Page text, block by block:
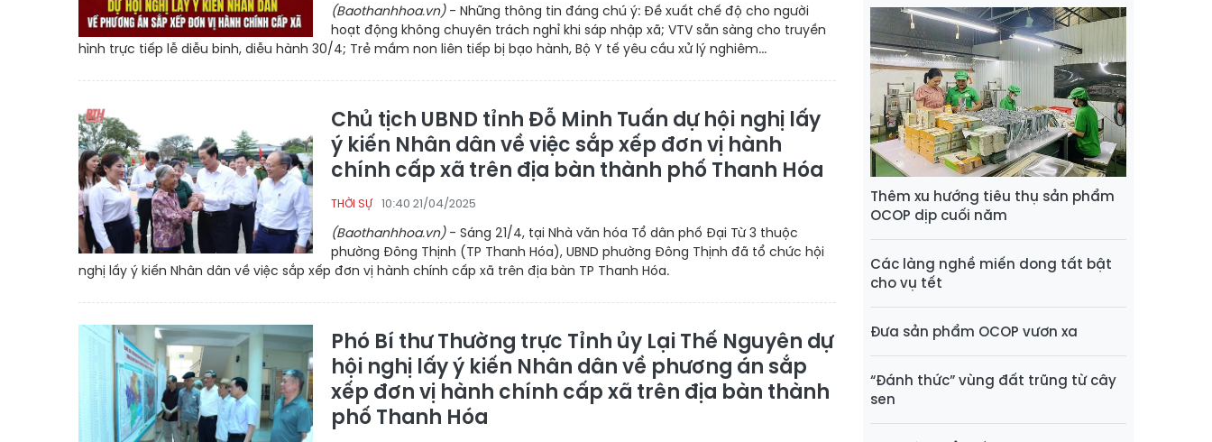
(Baothanhhoa.vn)- Những thông tin đáng chú ý: Đề xuất chế độ cho người
hoạt động không chuyên trách nghỉ khi sáp nhập xã; VTV sẵn sàng cho truyền
hình trực tiếp lễ diễu binh, diễu hành 30/4; Trẻ mầm non liên tiếp bị bạo hành, Bộ Y tế yêu cầu xử lý nghiêm...
Chủ tịch UBND tỉnh Đỗ Minh Tuấn dự hội nghị lấy
ý kiến Nhân dân về việc sắp xếp đơn vị hành
chính cấp xã trên địa bàn thành phố Thanh Hóa
THỜI SỰ 10:40 21/04/2025
(Baothanhhoa.vn)- Sáng 21/4, tại Nhà văn hóa Tổ dân phố Đại Từ 3 thuộc
phường Đông Thịnh (TP Thanh Hóa), UBND phường Đông Thịnh đã tổ chức hội
nghị lấy ý kiến Nhân dân về việc sắp xếp đơn vị hành chính cấp xã trên địa bàn TP Thanh Hóa.
Phó Bí thư Thường trực Tỉnh ủy Lại Thế Nguyên dự
hội nghị lấy ý kiến Nhân dân về phương án sắp
xếp đơn vị hành chính cấp xã trên địa bàn thành
phố Thanh Hóa
Thêm xu hướng tiêu thụ sản phẩm
OCOP dịp cuối năm
Các làng nghề miến dong tất bật
cho vụ tết
Đưa sản phẩm OCOP vươn xa
“Đánh thức” vùng đất trũng từ cây
sen